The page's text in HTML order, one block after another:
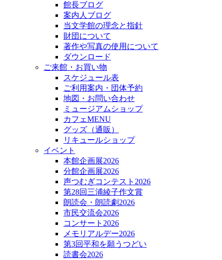
館長ブログ
案内人ブログ
当文学館の理念と指針
財団について
著作や写真の使用について
ダウンロード
ご来館・お買い物
スケジュール表
ご利用案内・団体予約
地図・お問い合わせ
ミュージアムショップ
カフェMENU
グッズ（通販）
リキュールショップ
イベント
本館企画展2026
分館企画展2026
声つむぎコンテスト2026
第28回三浦綾子作文賞
朗読会・朗読劇2026
市民交流会2026
コンサート2026
メモリアルデー2026
第3回平和を願うつどい
読書会2026